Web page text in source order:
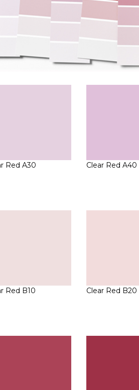
Red A30 Clear Red A40
Red B10 Clear Red B20